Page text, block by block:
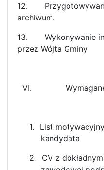
12.
archiwum.
13.
Wykonywanie
przez Wójta Gminy
VI. Wymagane
1. List
kandydata
2.
CV z